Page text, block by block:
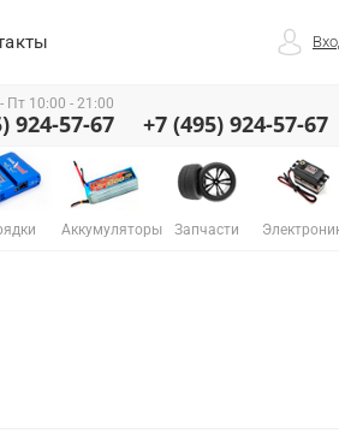
Пт 10:00 - 21:00
924-57-67 +7 (495) 924-57-67
Аккумуляторы Запчасти